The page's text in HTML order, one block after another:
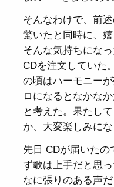
そんなわけで、前
驚いたと同時に、
そんな気持ちにな
CDを注文していた
の頃はハーモニー
ロになるとなかな
と考えた。果たし
か、大変楽しみにな
先日 CDが届いたの
ず歌は上手だと思
なに張りのある声